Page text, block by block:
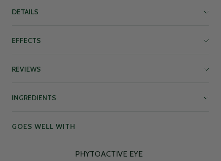
DETAILS
EFFECTS
REVIEWS
INGREDIENTS
GOES WELL WITH
PHYTOACTIVE EYE